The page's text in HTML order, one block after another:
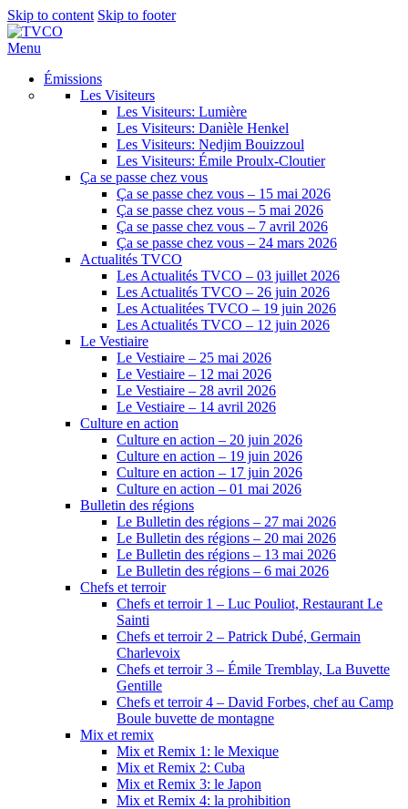
Skip to content Skip to footer
Menu
Émissions
Les Visiteurs
Les Visiteurs: Lumière
Les Visiteurs: Danièle Henkel
Les Visiteurs: Nedjim Bouizzoul
Les Visiteurs: Émile Proulx-Cloutier
Ça se passe chez vous
Ça se passe chez vous – 15 mai 2026
Ça se passe chez vous – 5 mai 2026
Ça se passe chez vous – 7 avril 2026
Ça se passe chez vous – 24 mars 2026
Actualités TVCO
Les Actualités TVCO – 03 juillet 2026
Les Actualités TVCO – 26 juin 2026
Les Actualitées TVCO – 19 juin 2026
Les Actualités TVCO – 12 juin 2026
Le Vestiaire
Le Vestiaire – 25 mai 2026
Le Vestiaire – 12 mai 2026
Le Vestiaire – 28 avril 2026
Le Vestiaire – 14 avril 2026
Culture en action
Culture en action – 20 juin 2026
Culture en action – 19 juin 2026
Culture en action – 17 juin 2026
Culture en action – 01 mai 2026
Bulletin des régions
Le Bulletin des régions – 27 mai 2026
Le Bulletin des régions – 20 mai 2026
Le Bulletin des régions – 13 mai 2026
Le Bulletin des régions – 6 mai 2026
Chefs et terroir
Chefs et terroir 1 – Luc Pouliot, Restaurant Le
Sainti
Chefs et terroir 2 – Patrick Dubé, Germain
Charlevoix
Chefs et terroir 3 – Émile Tremblay, La Buvette
Gentille
Chefs et terroir 4 – David Forbes, chef au Camp
Boule buvette de montagne
Mix et remix
Mix et Remix 1: le Mexique
Mix et Remix 2: Cuba
Mix et Remix 3: le Japon
Mix et Remix 4: la prohibition